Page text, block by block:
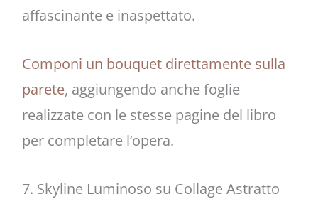
affascinante e inaspettato.
Componi un bouquet direttamente sulla
parete, aggiungendo anche foglie
realizzate con le stesse pagine del libro
per completare l’opera.
7. Skyline Luminoso su Collage Astratto